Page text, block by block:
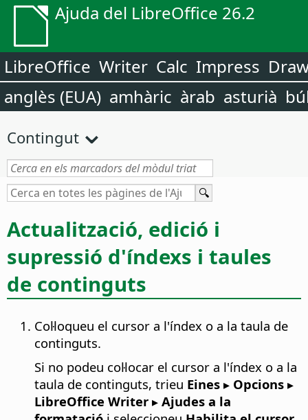
Ajuda del LibreOffice 26.2
LibreOffice Writer Calc Impress
anglès (EUA) amhàric àrab asturià
Contingut
Actualització, edició i
supressió d'índexs i taules
de continguts
Col·loqueu el cursor a l'índex o a la taula de
continguts.
Si no podeu col·locar el cursor a l'índex o a la
taula de continguts, trieu Eines ▸ Opcions ▸
LibreOffice Writer ▸ Ajudes a la